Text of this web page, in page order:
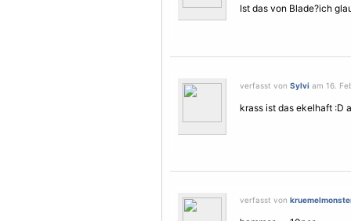
Ist das von Blade?ich
verfasst von Sylvi am 16.
krass ist das ekelhaft :D
verfasst von